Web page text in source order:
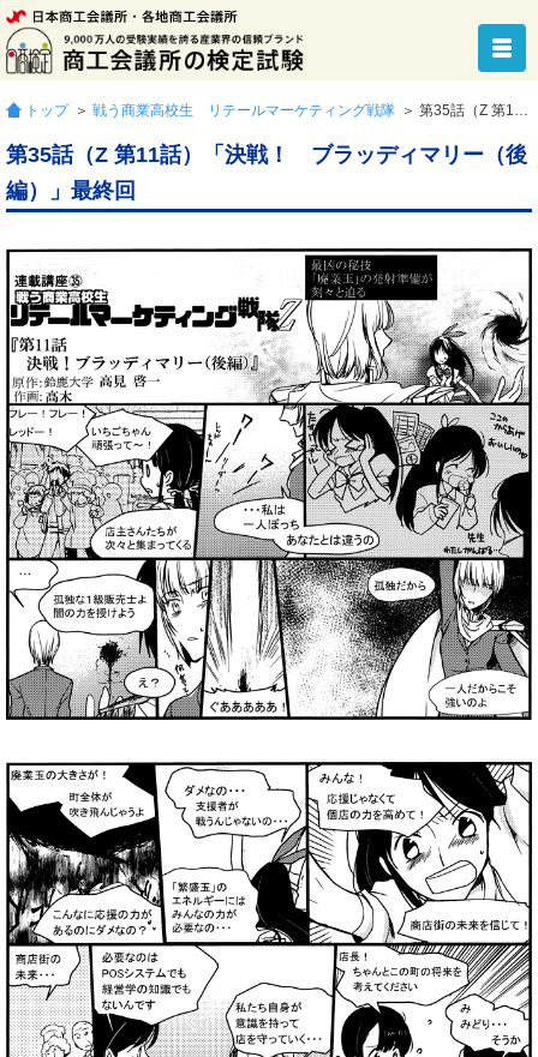
トップ ＞ 戦う商業高校生 リテールマーケティング戦隊 ＞ 第35話（Z 第11話）「決戦！ ブラッディマリー（後編）」最終回
第35話（Z 第11話）「決戦！ ブラッディマリー（後
編）」最終回